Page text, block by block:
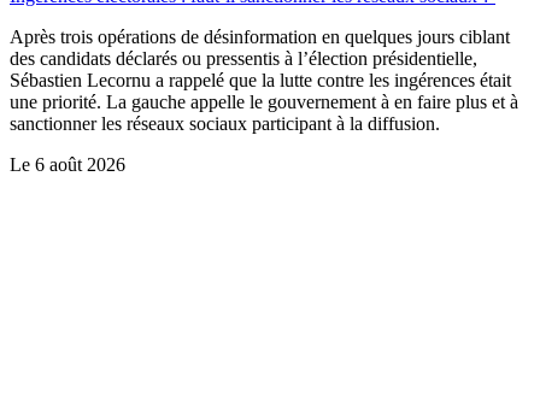
Après trois opérations de désinformation en quelques jours ciblant
des candidats déclarés ou pressentis à l’élection présidentielle,
Sébastien Lecornu a rappelé que la lutte contre les ingérences était
une priorité. La gauche appelle le gouvernement à en faire plus et à
sanctionner les réseaux sociaux participant à la diffusion.
Le 6 août 2026